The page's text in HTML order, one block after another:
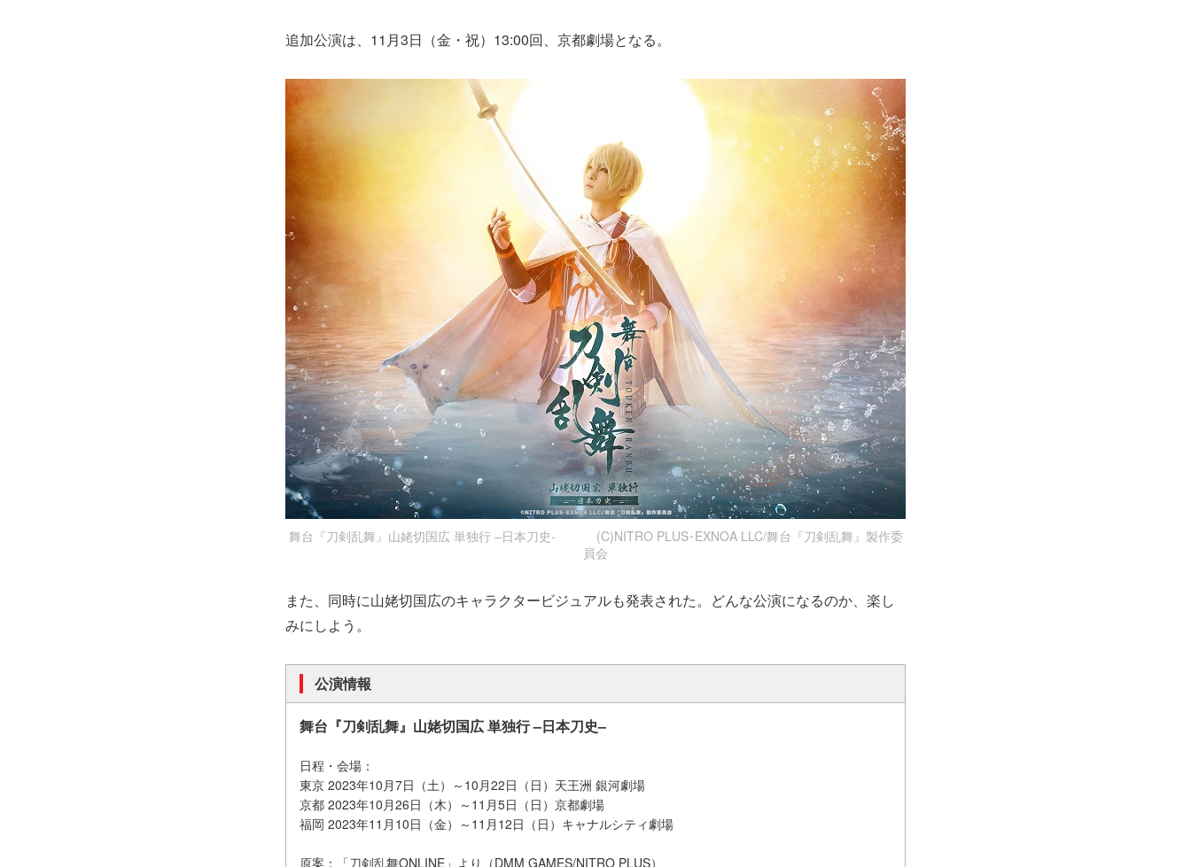
追加公演は、11月3日（金・祝）13:00回、京都劇場となる。
舞台『刀剣乱舞』山姥切国広 単独行 –日本刀史- (C)NITRO PLUS･EXNOA LLC/舞台『刀剣乱舞』製作委
員会
また、同時に山姥切国広のキャラクタービジュアルも発表された。どんな公演になるのか、楽し
みにしよう。
公演情報
舞台『刀剣乱舞』山姥切国広 単独行 –日本刀史–
日程・会場：
東京 2023年10月7日（土）～10月22日（日）天王洲 銀河劇場
京都 2023年10月26日（木）～11月5日（日）京都劇場
福岡 2023年11月10日（金）～11月12日（日）キャナルシティ劇場
原案：「刀剣乱舞ONLINE」より（DMM GAMES/NITRO PLUS）